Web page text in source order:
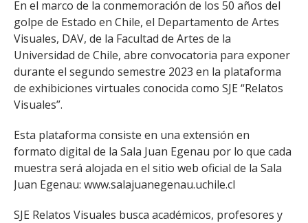
En el marco de la conmemoración de los 50 años del
golpe de Estado en Chile, el Departamento de Artes
Visuales, DAV, de la Facultad de Artes de la
Universidad de Chile, abre convocatoria para exponer
durante el segundo semestre 2023 en la plataforma
de exhibiciones virtuales conocida como SJE “Relatos
Visuales”.
Esta plataforma consiste en una extensión en
formato digital de la Sala Juan Egenau por lo que cada
muestra será alojada en el sitio web oficial de la Sala
Juan Egenau: www.salajuanegenau.uchile.cl
SJE Relatos Visuales busca académicos, profesores y